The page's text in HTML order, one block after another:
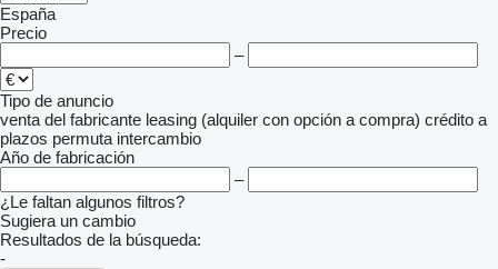
España
Precio
–
Tipo de anuncio
venta del fabricante leasing (alquiler con opción a compra) crédito a
plazos permuta intercambio
Año de fabricación
–
¿Le faltan algunos filtros?
Sugiera un cambio
Resultados de la búsqueda:
-